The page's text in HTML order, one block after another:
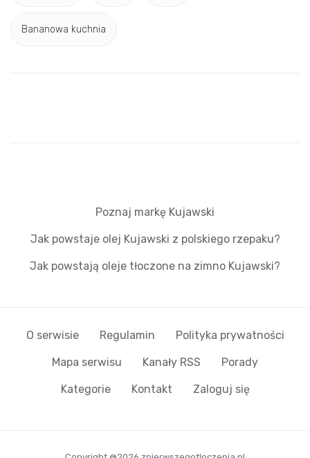
Bananowa kuchnia
Poznaj markę Kujawski
Jak powstaje olej Kujawski z polskiego rzepaku?
Jak powstają oleje tłoczone na zimno Kujawski?
O serwisie Regulamin Polityka prywatności
Mapa serwisu Kanały RSS Porady
Kategorie Kontakt Zaloguj się